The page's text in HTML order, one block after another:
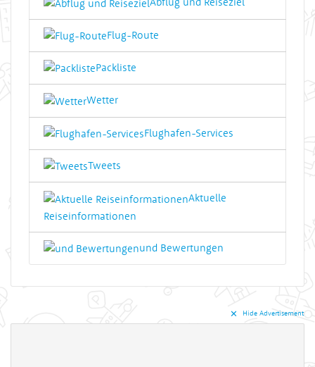
Flug-Route
Packliste
Wetter
Flughafen-Services
Tweets
Aktuelle
Reiseinformationen
und Bewertungen
✕︎ Hide Advertisement